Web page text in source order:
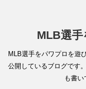
MLB選
MLB選手をパワプロを遊
公開しているブログです
も書い